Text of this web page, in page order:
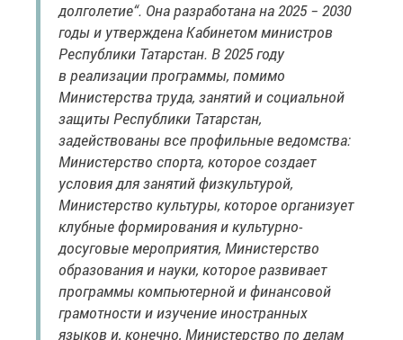
долголетие“. Она разработана на 2025 − 2030
годы и утверждена Кабинетом министров
Республики Татарстан. В 2025 году
в реализации программы, помимо
Министерства труда, занятий и социальной
защиты Республики Татарстан,
задействованы все профильные ведомства:
Министерство спорта, которое создает
условия для занятий физкультурой,
Министерство культуры, которое организует
клубные формирования и культурно-
досуговые мероприятия, Министерство
образования и науки, которое развивает
программы компьютерной и финансовой
грамотности и изучение иностранных
языков и, конечно, Министерство по делам